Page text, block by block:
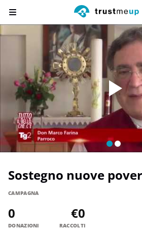
Sostegno nuove
CAMPAGNA
0
DONAZIONI
€0
RACCOLTI